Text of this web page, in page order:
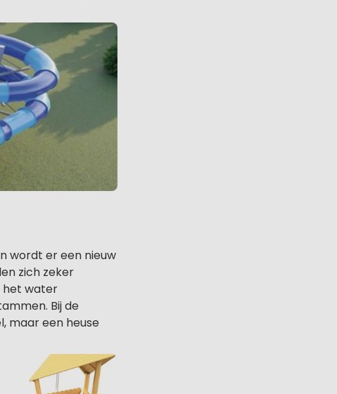
wordt er een nieuw
zich zeker
het water
Bij de
maar een heuse